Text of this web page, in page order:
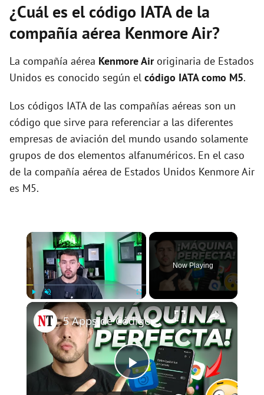
¿Cuál es el código IATA de la
compañía aérea Kenmore Air?
La compañía aérea Kenmore Airoriginaria de Estados
Unidos es conocido según el código IATA como M5.
Los códigos IATA de las compañías aéreas son un
código que sirve para referenciar a las diferentes
empresas de aviación del mundo usando solamente
grupos de dos elementos alfanuméricos. En el caso
de la compañía aérea de Estados Unidos Kenmore Air
es M5.
×
Unmute Fullscreen
Now Playing
×
P
5 Apps de Código Abierto que Transforman tu Android en una Máquina Perfecta